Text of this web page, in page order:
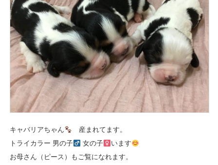
キャバリアちゃん
産まれてます。
トライカラー 男の子
女の子
います
お母さん（ピース）もご覧になれます。